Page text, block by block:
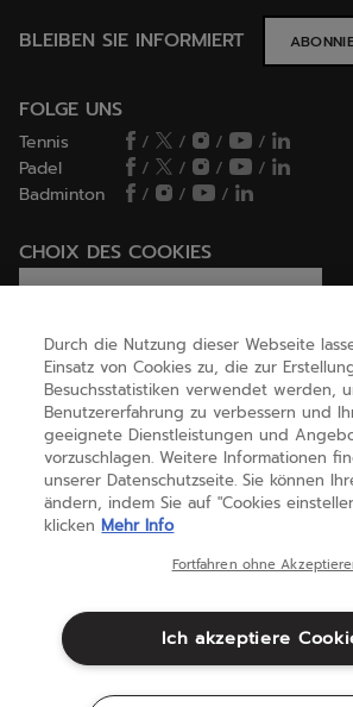
BLEIBEN SIE INFORMIERT
FOLGE UNS
Tennis / / /
/
Padel
/ / /
/
Badminton
/ / /
CHOIX DES COOKIES
HILFE
ÜBER UNS
(deutsch)
Durch die Nutzung dieser Webseite
Einsatz von Cookies zu, die zur
Besuchsstatistiken verwendet werden,
Benutzererfahrung zu verbessern und
geeignete Dienstleistungen und
vorzuschlagen. Weitere Informationen
unserer Datenschutzseite. Sie können
ändern, indem Sie auf "Cookies
klicken Mehr Info
Fortfahren ohne
Ich akzeptiere